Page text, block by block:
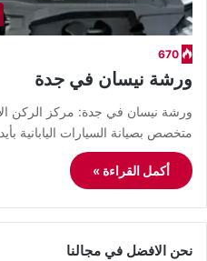
670
ورشة نيسان في جدة
ورشة نيسان في جدة: مركز الركن
متخصص بصيانة السيارات اليابانية
أكمل القراءة »
نحن الافضل في مجالنا